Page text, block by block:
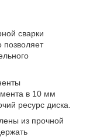
сварки
позволяет
в 10 мм
ресурс диска.
из прочной